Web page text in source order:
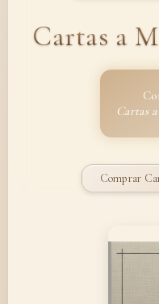
Cartas a
Cartas
Comprar